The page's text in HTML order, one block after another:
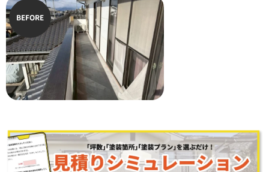
BEFORE